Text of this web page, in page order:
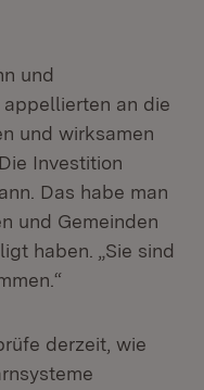
und
an die
und wirksamen
Investition
Das habe man
und Gemeinden
haben. „Sie sind
derzeit, wie